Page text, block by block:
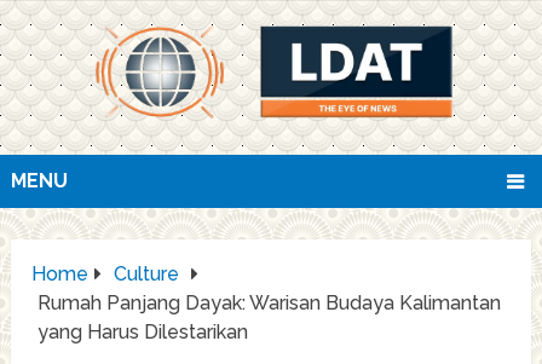
MENU
Home
Culture
Rumah Panjang Dayak: Warisan Budaya Kalimantan
yang Harus Dilestarikan